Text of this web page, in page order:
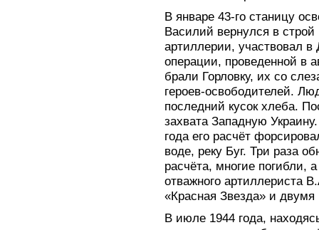
В январе 43-го станицу
Василий вернулся в
артиллерии, участвовал в
операции, проведенной в
брали Горловку, их со
героев-освободителей.
последний кусок хлеба.
захвата Западную
года его расчёт
воде, реку Буг. Три раза
расчёта, многие погибли,
отважного артиллериста
«Красная Звезда» и
В июле 1944 года,